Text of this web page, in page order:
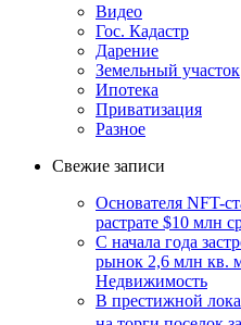
Видео
Гос. Кадастр
Дарение
Земельный участок
Ипотека
Приватизация
Разное
Свежие записи
Основателя NFT-
растрате $10 млн
С начала года
рынок 2,6 млн кв.
Недвижимость
В престижной